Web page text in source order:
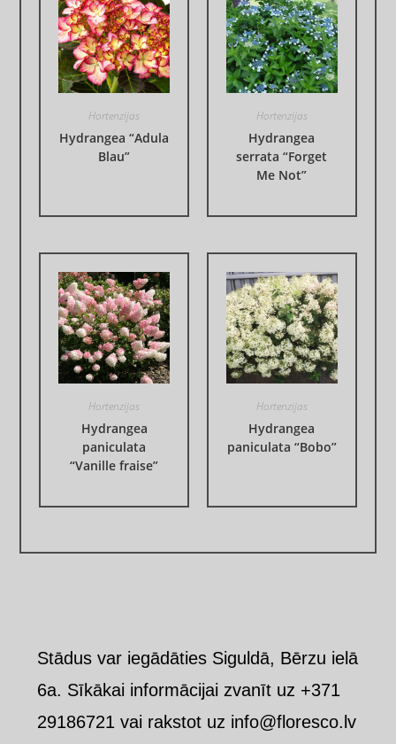
Hortenzijas
Hydrangea “Adula
Blau”
Hortenzijas
Hydrangea
serrata “Forget
Me Not”
Hortenzijas
Hydrangea
paniculata
“Vanille fraise”
Hortenzijas
Hydrangea
paniculata “Bobo”
Stādus var iegādāties Siguldā, Bērzu ielā
6a. Sīkākai informācijai zvanīt uz +371
29186721 vai rakstot uz info@floresco.lv